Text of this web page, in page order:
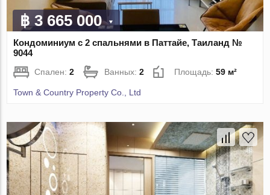
฿ 3 665 000
Кондоминиум с 2 спальнями в Паттайе, Таиланд №
9044
Спален:2 Ванных:2 Площадь:59 м²
Town & Country Property Co., Ltd